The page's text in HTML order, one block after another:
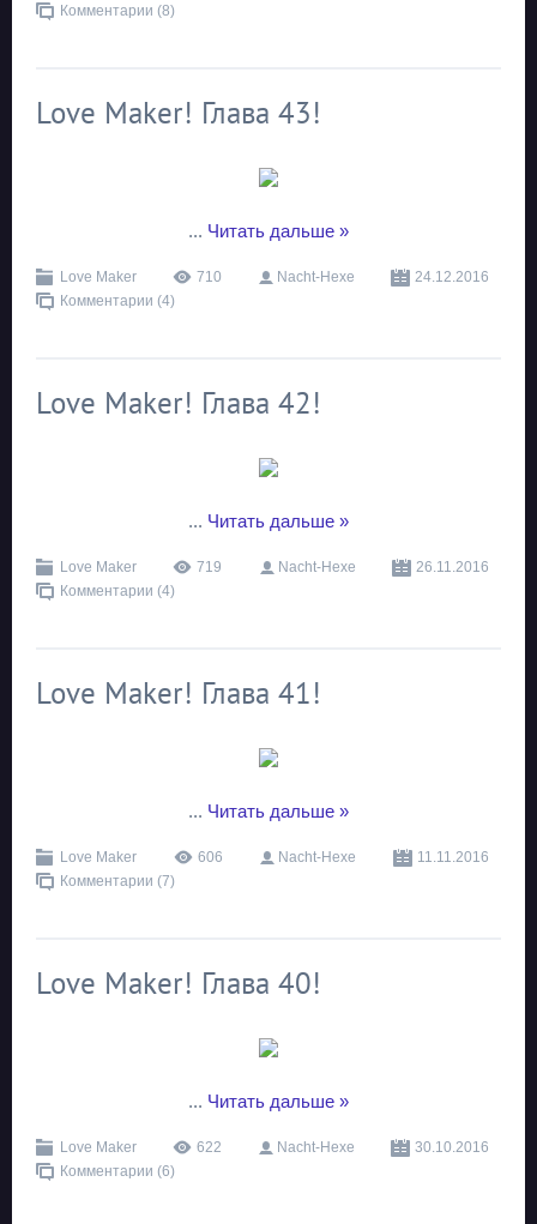
Комментарии (8)
Love Maker! Глава 43!
... Читать дальше »
Love Maker 710 Nacht-Hexe
24.12.2016
Комментарии (4)
Love Maker! Глава 42!
... Читать дальше »
Love Maker 719 Nacht-Hexe
26.11.2016
Комментарии (4)
Love Maker! Глава 41!
... Читать дальше »
Love Maker 606 Nacht-Hexe
11.11.2016
Комментарии (7)
Love Maker! Глава 40!
... Читать дальше »
Love Maker 622 Nacht-Hexe
30.10.2016
Комментарии (6)